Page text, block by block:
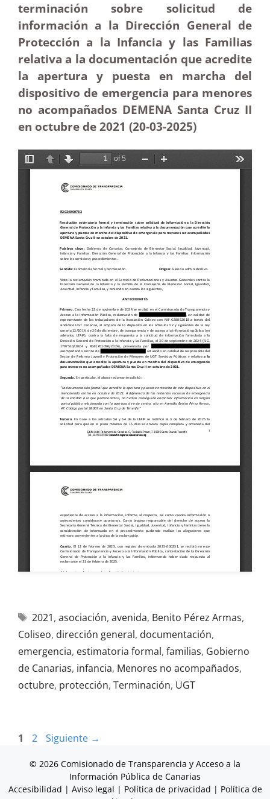
terminación sobre solicitud de
información a la Dirección General de
Protección a la Infancia y las Familias
relativa a la documentación que acredite
la apertura y puesta en marcha del
dispositivo de emergencia para menores
no acompañados DEMENA Santa Cruz II
en octubre de 2021 (20-03-2025)
2021, asociación, avenida, Benito Pérez Armas,
Coliseo, dirección general, documentación,
emergencia, estimatoria formal, familias, Gobierno
de Canarias, infancia, Menores no acompañados,
octubre, protección, Terminación, UGT
1 2 Siguiente →
© 2026 Comisionado de Transparencia y Acceso a la
Información Pública de Canarias
Accesibilidad | Aviso legal | Política de privacidad | Política de